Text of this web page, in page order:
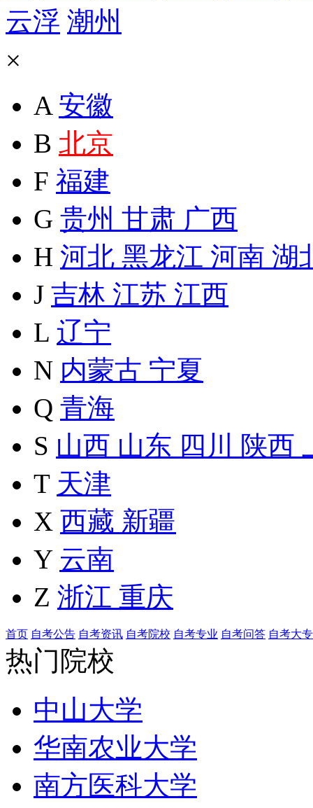
云浮 潮州
×
A 安徽
B 北京
F 福建
G 贵州 甘肃 广西
H 河北 黑龙江 河南 湖
J 吉林 江苏 江西
L 辽宁
N 内蒙古 宁夏
Q 青海
S 山西 山东 四川 陕西
T 天津
X 西藏 新疆
Y 云南
Z 浙江 重庆
首页 自考公告 自考资讯 自考院校 自考专业 自考问答 自考大专
热门院校
中山大学
华南农业大学
南方医科大学